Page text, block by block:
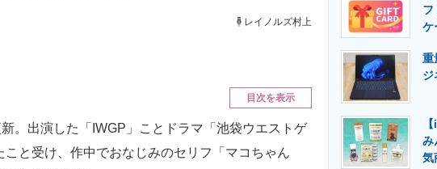
エネルギーの専門メディア
レイノルズ村上
目次を表示
。出演した「IWGP」ことドラマ「池袋ウエストゲ
と受け、作中でおなじみのセリフ「マコちゃん
フ
ケ
重
ジ
み
気